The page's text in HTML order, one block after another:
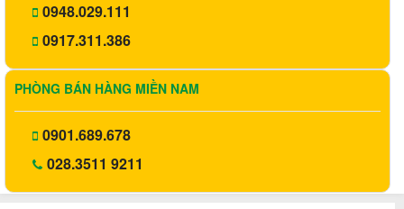
0948.029.111
0917.311.386
PHÒNG BÁN HÀNG MIỀN NAM
0901.689.678
028.3511 9211